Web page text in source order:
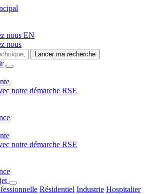
nous EN
nous
Lancer ma recherche
notre démarche RSE
notre démarche RSE
Résidentiel Industrie Hospitalier